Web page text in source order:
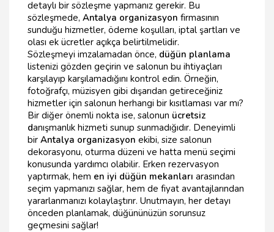
detaylı bir sözleşme yapmanız gerekir. Bu
sözleşmede, Antalya organizasyon firmasının
sunduğu hizmetler, ödeme koşulları, iptal şartları ve
olası ek ücretler açıkça belirtilmelidir.
Sözleşmeyi imzalamadan önce, düğün planlama
listenizi gözden geçirin ve salonun bu ihtiyaçları
karşılayıp karşılamadığını kontrol edin. Örneğin,
fotoğrafçı, müzisyen gibi dışarıdan getireceğiniz
hizmetler için salonun herhangi bir kısıtlaması var mı?
Bir diğer önemli nokta ise, salonun ücretsiz
danışmanlık hizmeti sunup sunmadığıdır. Deneyimli
bir Antalya organizasyon ekibi, size salonun
dekorasyonu, oturma düzeni ve hatta menü seçimi
konusunda yardımcı olabilir. Erken rezervasyon
yaptırmak, hem en iyi düğün mekanları arasından
seçim yapmanızı sağlar, hem de fiyat avantajlarından
yararlanmanızı kolaylaştırır. Unutmayın, her detayı
önceden planlamak, düğününüzün sorunsuz
geçmesini sağlar!